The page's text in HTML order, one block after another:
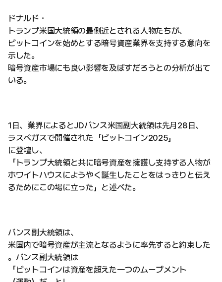
ドナルド・
トランプ米国大統領の最側近とされる人物たちが、
ビットコインを始めとする暗号資産業界を支持する意向を
示した。
暗号資産市場にも良い影響を及ぼすだろうとの分析が出て
いる。
1日、業界によるとJDバンス米国副大統領は先月28日、
ラスベガスで開催された「ビットコイン2025」
に登壇し、
「トランプ大統領と共に暗号資産を擁護し支持する人物が
ホワイトハウスにようやく誕生したことをはっきりと伝え
るためにこの場に立った」と述べた。
バンス副大統領は、
米国内で暗号資産が主流となるように率先すると約束した
。バンス副大統領は
「ビットコインは資産を超えた一つのムーブメント